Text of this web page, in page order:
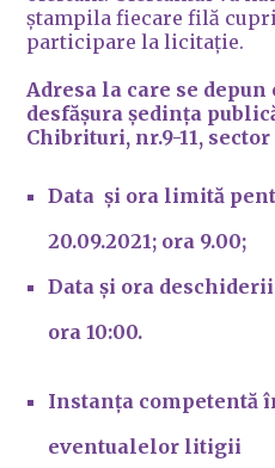
ștampila fiecare filă
participare la licitație.
Adresa la care se
desfășura ședința
Chibrituri, nr.9-11, sector
Data și ora limită
20.09.2021; ora
Data și ora
ora 10:00.
Instanța competentă
eventualelor litigii